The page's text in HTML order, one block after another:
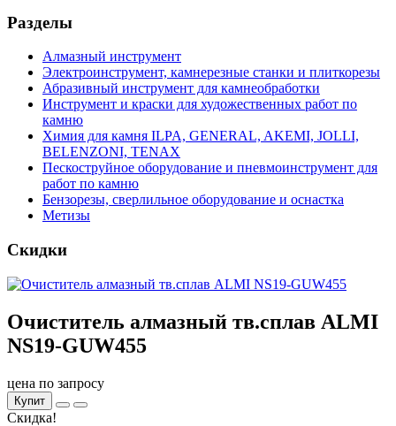
Разделы
Алмазный инструмент
Электроинструмент, камнерезные станки и плиткорезы
Абразивный инструмент для камнеобработки
Инструмент и краски для художественных работ по
камню
Химия для камня ILPA, GENERAL, AKEMI, JOLLI,
BELENZONI, TENAX
Пескоструйное оборудование и пневмоинструмент для
работ по камню
Бензорезы, сверлильное оборудование и оснастка
Метизы
Скидки
Очиститель алмазный тв.сплав ALMI
NS19-GUW455
цена по запросу
Купит
Скидка!